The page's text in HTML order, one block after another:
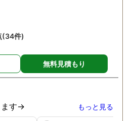
(34件)
無料見積もり
ます→ もっと見る